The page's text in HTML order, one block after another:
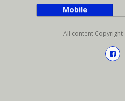
Mobile
All content